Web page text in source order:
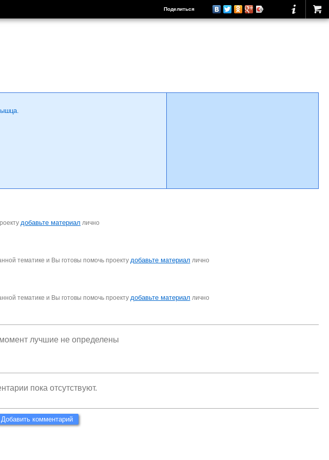
Поделиться
добавьте материал лично
тематике и Вы готовы помочь проекту добавьте материал лично
тематике и Вы готовы помочь проекту добавьте материал лично
лучшие не определены
пока отсутствуют.
Добавить комментарий